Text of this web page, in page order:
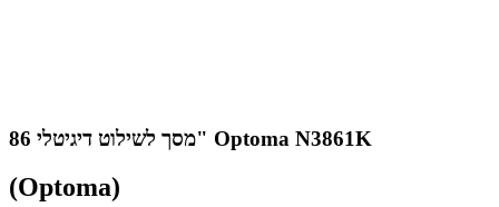
מסך לשילוט דיגיטלי 86" Optoma N3861K
(Optoma)